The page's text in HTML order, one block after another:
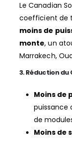
Le Canadian
coefficient de
moins de
monte, un
Marrakech,
3. Réduction du
Moins de
puissance
de
Moins de